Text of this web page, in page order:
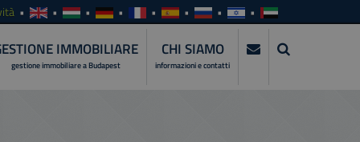
IMMOBILIARE
gestione immobiliare a Budapest
CHI SIAMO
informazioni e contatti